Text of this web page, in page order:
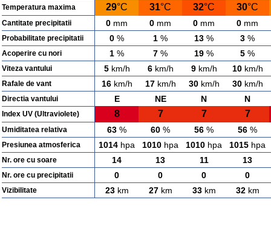
Temperatura maxima 29°C 31°C 32°C 30°C
Cantitate precipitatii 0 mm 0 mm 0 mm 0 mm
Probabilitate precipitatii 0 % 1 % 13 % 3 %
Acoperire cu nori 1 % 7 % 19 % 5 %
Viteza vantului 5km/h 6km/h 9km/h 10km/h
Rafale de vant 16km/h 17km/h 30km/h 30km/h
Directia vantului E NE N N
Index UV (Ultraviolete) 8 7 7 7
Umiditatea relativa 63 % 60 % 56 % 56 %
Presiunea atmosferica 1014 hpa 1010 hpa 1010 hpa 1015 hpa
Nr. ore cu soare 14 13 11 13
Nr. ore cu precipitatii 0 0 0 0
Vizibilitate 23km 27km 33km 32km